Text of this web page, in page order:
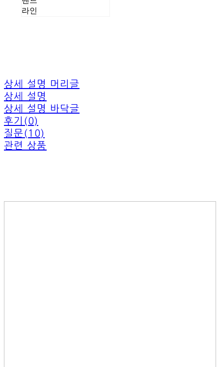
라인
상세 설명 머리글
상세 설명
상세 설명 바닥글
후기(0)
질문(10)
관련 상품